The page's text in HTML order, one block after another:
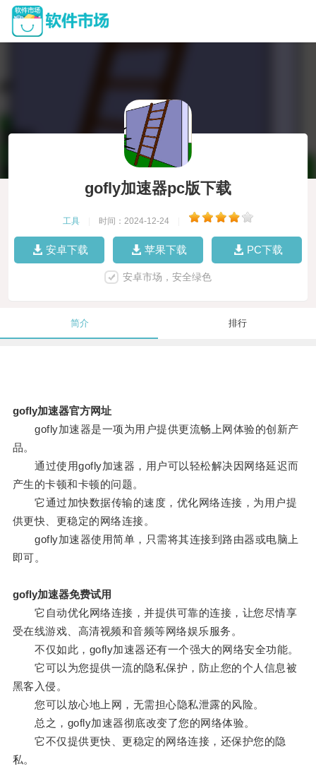
gofly加速器pc版下载
工具 时间：2024-12-24
安卓下载 苹果下载 PC下载
安卓市场，安全绿色
简介 排行
gofly加速器官方网址
gofly加速器是一项为用户提供更流畅上网体验的创新产
品。
通过使用gofly加速器，用户可以轻松解决因网络延迟而
产生的卡顿和卡顿的问题。
它通过加快数据传输的速度，优化网络连接，为用户提
供更快、更稳定的网络连接。
gofly加速器使用简单，只需将其连接到路由器或电脑上
即可。
gofly加速器免费试用
它自动优化网络连接，并提供可靠的连接，让您尽情享
受在线游戏、高清视频和音频等网络娱乐服务。
不仅如此，gofly加速器还有一个强大的网络安全功能。
它可以为您提供一流的隐私保护，防止您的个人信息被
黑客入侵。
您可以放心地上网，无需担心隐私泄露的风险。
总之，gofly加速器彻底改变了您的网络体验。
它不仅提供更快、更稳定的网络连接，还保护您的隐
私。